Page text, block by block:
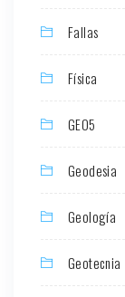
Fallas
Física
GEO5
Geodesia
Geología
Geotecnia